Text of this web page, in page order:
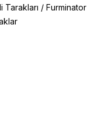
Tarakları / Furminator